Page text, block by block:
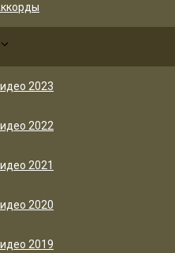
2023
2022
2021
2020
2019